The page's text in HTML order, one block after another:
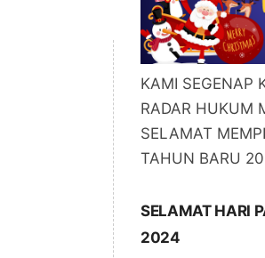
KAMI SEGENAP
RADAR HUKUM
SELAMAT
TAHUN BARU
SELAMAT HARI
2024